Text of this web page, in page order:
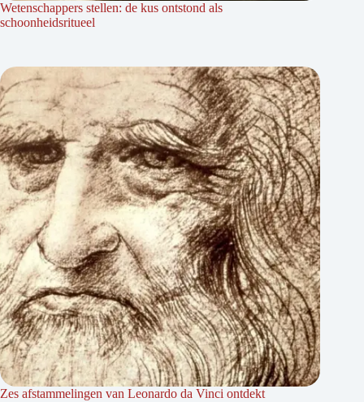
Wetenschappers stellen: de kus ontstond als
schoonheidsritueel
Zes afstammelingen van Leonardo da Vinci ontdekt